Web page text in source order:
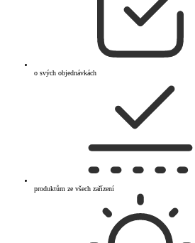
o svých objednávkách
produktům ze všech zařízení